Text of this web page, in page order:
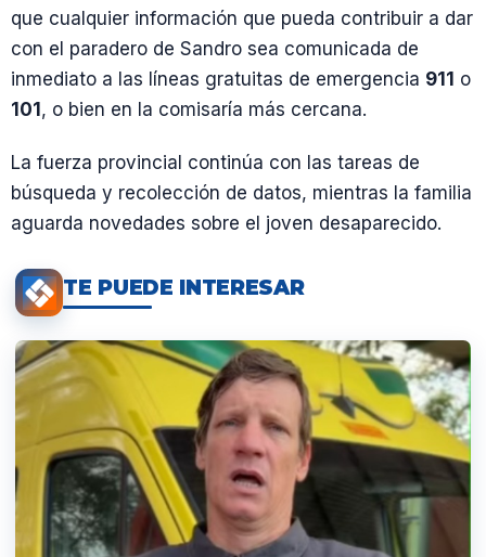
que cualquier información que pueda contribuir a dar
con el paradero de Sandro sea comunicada de
inmediato a las líneas gratuitas de emergencia 911 o
101, o bien en la comisaría más cercana.
La fuerza provincial continúa con las tareas de
búsqueda y recolección de datos, mientras la familia
aguarda novedades sobre el joven desaparecido.
TE PUEDE INTERESAR